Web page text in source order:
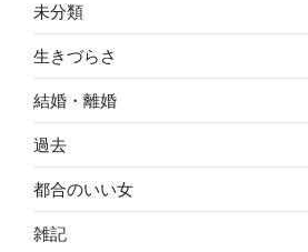
未分類
生きづらさ
結婚・離婚
過去
都合のいい女
雑記